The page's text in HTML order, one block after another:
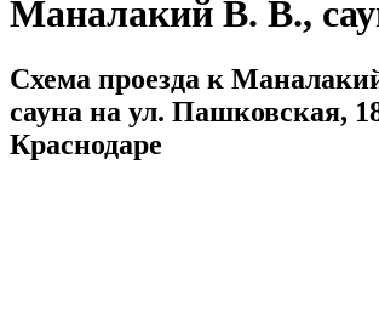
Маналакий В. В.,
Схема проезда к
сауна на ул. Пашковская,
Краснодаре